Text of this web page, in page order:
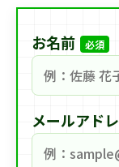
お名前 必須
メールアド